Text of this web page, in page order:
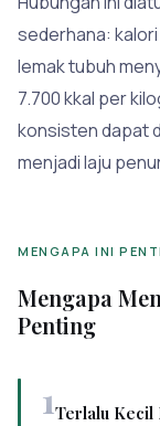
sederhana:
lemak tubuh
7.700 kkal per
konsisten dapat
menjadi laju
MENGAPA INI
Mengapa
Penting
1Terlalu Kecil